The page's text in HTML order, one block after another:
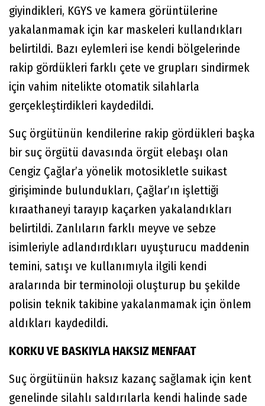
giyindikleri, KGYS ve kamera görüntülerine
yakalanmamak için kar maskeleri kullandıkları
belirtildi. Bazı eylemleri ise kendi bölgelerinde
rakip gördükleri farklı çete ve grupları sindirmek
için vahim nitelikte otomatik silahlarla
gerçekleştirdikleri kaydedildi.
Suç örgütünün kendilerine rakip gördükleri başka
bir suç örgütü davasında örgüt elebaşı olan
Cengiz Çağlar’a yönelik motosikletle suikast
girişiminde bulundukları, Çağlar’ın işlettiği
kıraathaneyi tarayıp kaçarken yakalandıkları
belirtildi. Zanlıların farklı meyve ve sebze
isimleriyle adlandırdıkları uyuşturucu maddenin
temini, satışı ve kullanımıyla ilgili kendi
aralarında bir terminoloji oluşturup bu şekilde
polisin teknik takibine yakalanmamak için önlem
aldıkları kaydedildi.
KORKU VE BASKIYLA HAKSIZ MENFAAT
Suç örgütünün haksız kazanç sağlamak için kent
genelinde silahlı saldırılarla kendi halinde sade